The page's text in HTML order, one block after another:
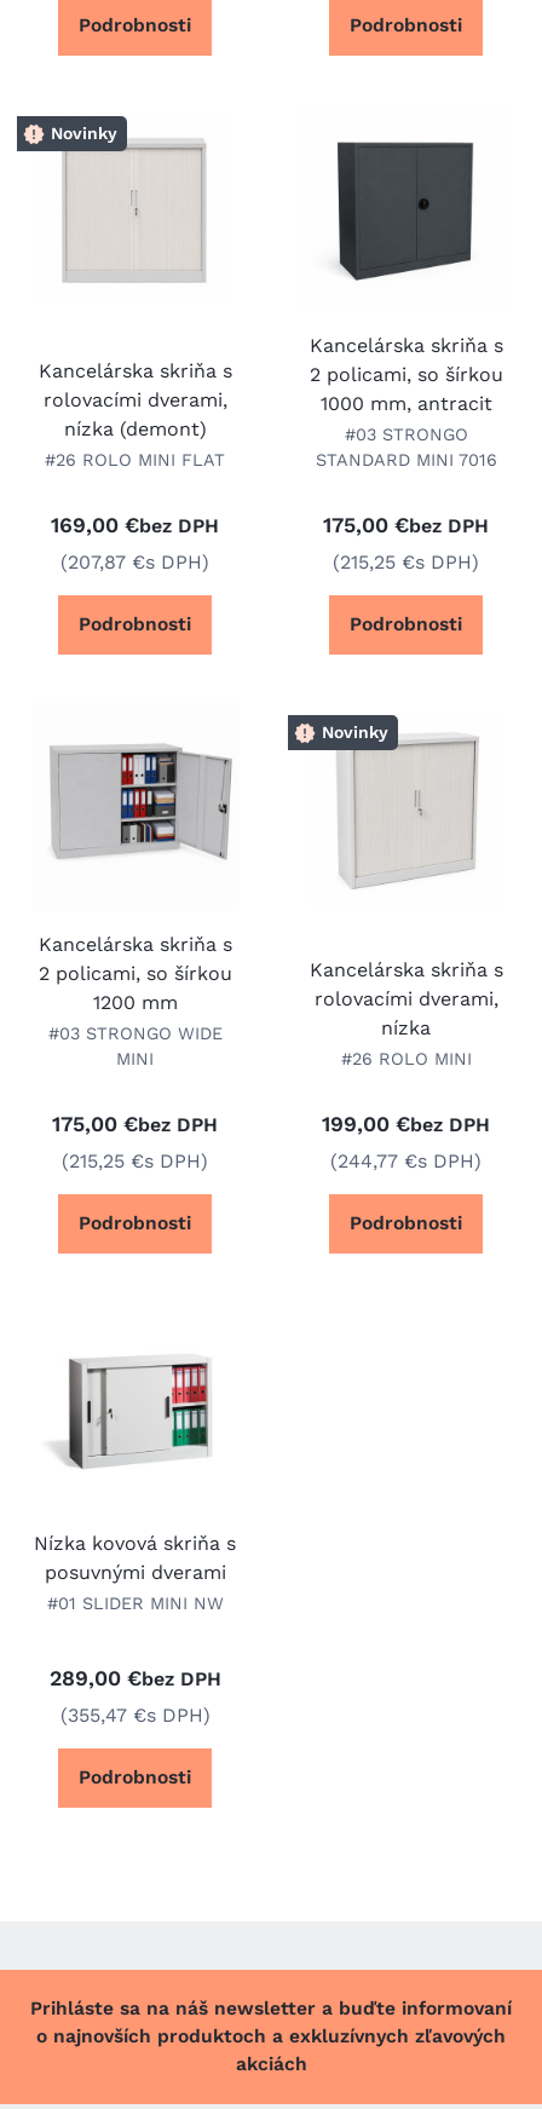
Podrobnosti Podrobnosti
Kancelárska skriňa s
rolovacími dverami,
nízka (demont)
#26 ROLO MINI FLAT
169,00 €bez DPH
(207,87 €s DPH)
Podrobnosti
Novinky
Kancelárska skriňa s
2 policami, so šírkou
1000 mm, antracit
#03 STRONGO
STANDARD MINI 7016
175,00 €bez DPH
(215,25 €s DPH)
Podrobnosti
Kancelárska skriňa s
2 policami, so šírkou
1200 mm
#03 STRONGO WIDE
MINI
175,00 €bez DPH
(215,25 €s DPH)
Podrobnosti
Kancelárska skriňa s
rolovacími dverami,
nízka
#26 ROLO MINI
199,00 €bez DPH
(244,77 €s DPH)
Podrobnosti
Novinky
Nízka kovová skriňa s
posuvnými dverami
#01 SLIDER MINI NW
289,00 €bez DPH
(355,47 €s DPH)
Podrobnosti
Prihláste sa na náš newsletter a buďte informovaní
o najnovších produktoch a exkluzívnych zľavových
akciách